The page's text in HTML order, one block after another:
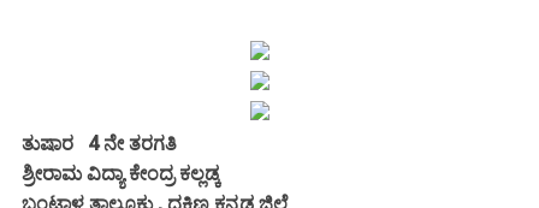
ತುಷಾರ 4 ನೇ ತರಗತಿ
ಶ್ರೀರಾಮ ವಿದ್ಯಾ ಕೇಂದ್ರ ಕಲ್ಲಡ್ಕ
ಬಂಟ್ವಾಳ ತಾಲೂಕು , ದಕ್ಷಿಣ ಕನ್ನಡ ಜಿಲ್ಲೆ